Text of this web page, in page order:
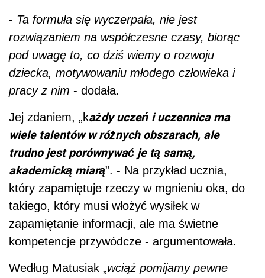
- Ta formuła się wyczerpała, nie jest
rozwiązaniem na współczesne czasy, biorąc
pod uwagę to, co dziś wiemy o rozwoju
dziecka, motywowaniu młodego człowieka i
pracy z nim - dodała.
Jej zdaniem, „każdy uczeń i uczennica ma
wiele talentów w różnych obszarach, ale
trudno jest porównywać je tą samą,
akademicką miarą”. - Na przykład ucznia,
który zapamiętuje rzeczy w mgnieniu oka, do
takiego, który musi włożyć wysiłek w
zapamiętanie informacji, ale ma świetne
kompetencje przywódcze - argumentowała.
Według Matusiak „wciąż pomijamy pewne